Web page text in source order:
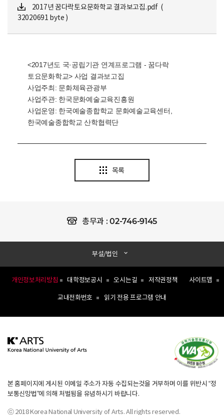
2017년 꿈다락토요문화학교 결과보고집.pdf (
32020691 byte )
<2017년도 국·공립기관 연계프로그램 - 꿈다락
토요문화학교> 사업 결과보고집
사업주최: 문화체육관광부
사업주관: 한국문화예술교육진흥원
사업운영: 한국예술종합학교 문화예술교육센터,
한국예술종합학교 산학협력단
목록
총무과 :02-746-9145
개인정보처리방침 대학정보공시 오시는길 저작권정책 사이트맵
교내전화번호 읽기 전용 프로그램 안내
부설/법인
본 홈페이지에 게시된 이메일 주소가 자동 수집되는것을 거부하며 이를 위반시 “정
보통신망법”에 의해 처벌됨을 유념하시기 바랍니다.
ⓒ 2018 Korea National University of Arts. All rights reserved.